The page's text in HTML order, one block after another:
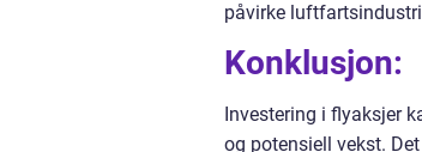
påvirke
Konklusjon:
Investering i flyaksjer
og potensiell vekst.